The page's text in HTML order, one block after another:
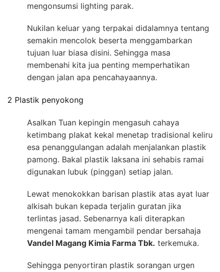
mengonsumsi lighting parak.
Nukilan keluar yang terpakai didalamnya tentang
semakin mencolok beserta menggambarkan
tujuan luar biasa disini. Sehingga masa
membenahi kita jua penting memperhatikan
dengan jalan apa pencahayaannya.
2 Plastik penyokong
Asalkan Tuan kepingin mengasuh cahaya
ketimbang plakat kekal menetap tradisional keliru
esa penanggulangan adalah menjalankan plastik
pamong. Bakal plastik laksana ini sehabis ramai
digunakan lubuk (pinggan) setiap jalan.
Lewat menokokkan barisan plastik atas ayat luar
alkisah bukan kepada terjalin guratan jika
terlintas jasad. Sebenarnya kali diterapkan
mengenai tamam mengambil pendar bersahaja
Vandel Magang Kimia Farma Tbk. terkemuka.
Sehingga penyortiran plastik sorangan urgen